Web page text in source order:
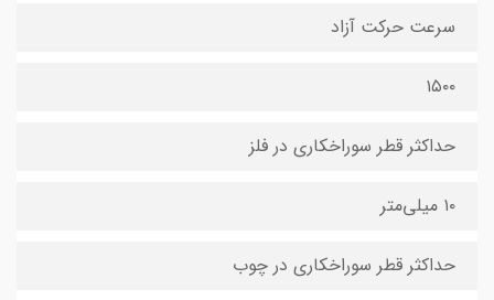
سرعت حرکت آزاد
۱۵۰۰
حداکثر قطر سوراخکاری در فلز
۱۰ میلی‌متر
حداکثر قطر سوراخکاری در چوب